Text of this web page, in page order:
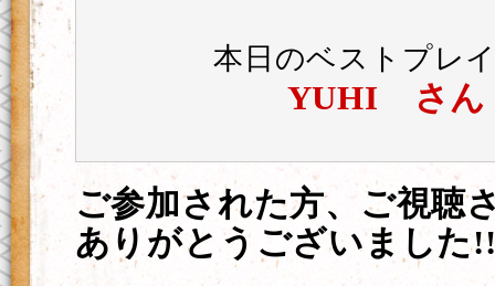
本日のベストプレ
YUHI さん
ご参加された方、ご視聴
ありがとうございました